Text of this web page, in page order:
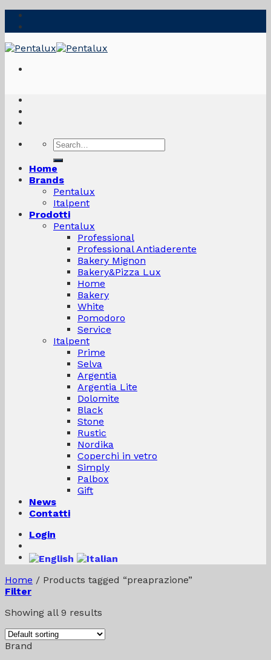
Skip
Search
for:
Home
Brands
Pentalux
Italpent
Prodotti
Pentalux
Professional
Professional Antiaderente
Bakery Mignon
Bakery&Pizza Lux
Home
Bakery
White
Pomodoro
Service
Italpent
Prime
Selva
Argentia
Argentia Lite
Dolomite
Black
Stone
Rustic
Nordika
Coperchi in vetro
Simply
Palbox
Gift
News
Contatti
Login
Home / Products tagged “preaprazione”
Filter
Showing all 9 results
Brand